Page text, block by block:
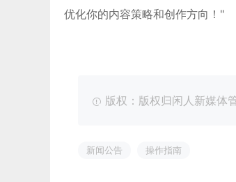
优化你的内容策略和创作方向！"
版权：版权归闲人新媒
新闻公告 操作指南